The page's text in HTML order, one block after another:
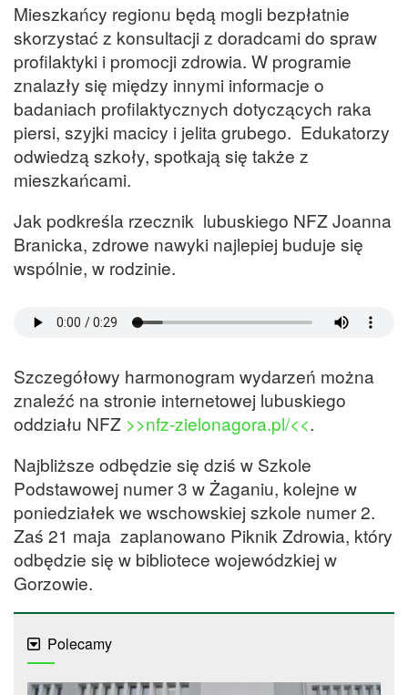
Mieszkańcy regionu będą mogli bezpłatnie
skorzystać z konsultacji z doradcami do spraw
profilaktyki i promocji zdrowia. W programie
znalazły się między innymi informacje o
badaniach profilaktycznych dotyczących raka
piersi, szyjki macicy i jelita grubego. Edukatorzy
odwiedzą szkoły, spotkają się także z
mieszkańcami.
Jak podkreśla rzecznik lubuskiego NFZ Joanna
Branicka, zdrowe nawyki najlepiej buduje się
wspólnie, w rodzinie.
Szczegółowy harmonogram wydarzeń można
znaleźć na stronie internetowej lubuskiego
oddziału NFZ >>nfz-zielonagora.pl/<<.
Najbliższe odbędzie się dziś w Szkole
Podstawowej numer 3 w Żaganiu, kolejne w
poniedziałek we wschowskiej szkole numer 2.
Zaś 21 maja zaplanowano Piknik Zdrowia, który
odbędzie się w bibliotece wojewódzkiej w
Gorzowie.
Polecamy